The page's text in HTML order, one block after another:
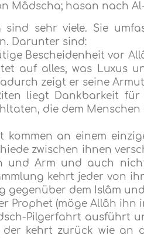
Mâdscha; hasan nach
sehr viele. Sie
Darunter sind:
Bescheidenheit vor
auf alles, was Luxus
zeigt er seine
liegt Dankbarkeit für
die dem
kommen an einem
zwischen ihnen
und Arm und auch
kehrt jeder von
dem Islâm
Prophet (möge Allâh
Pilgerfahrt ausführt
kehrt zurück wie an